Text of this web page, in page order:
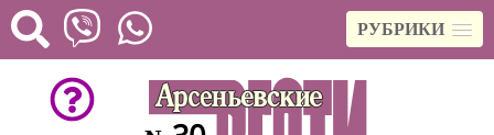
РУБРИКИ